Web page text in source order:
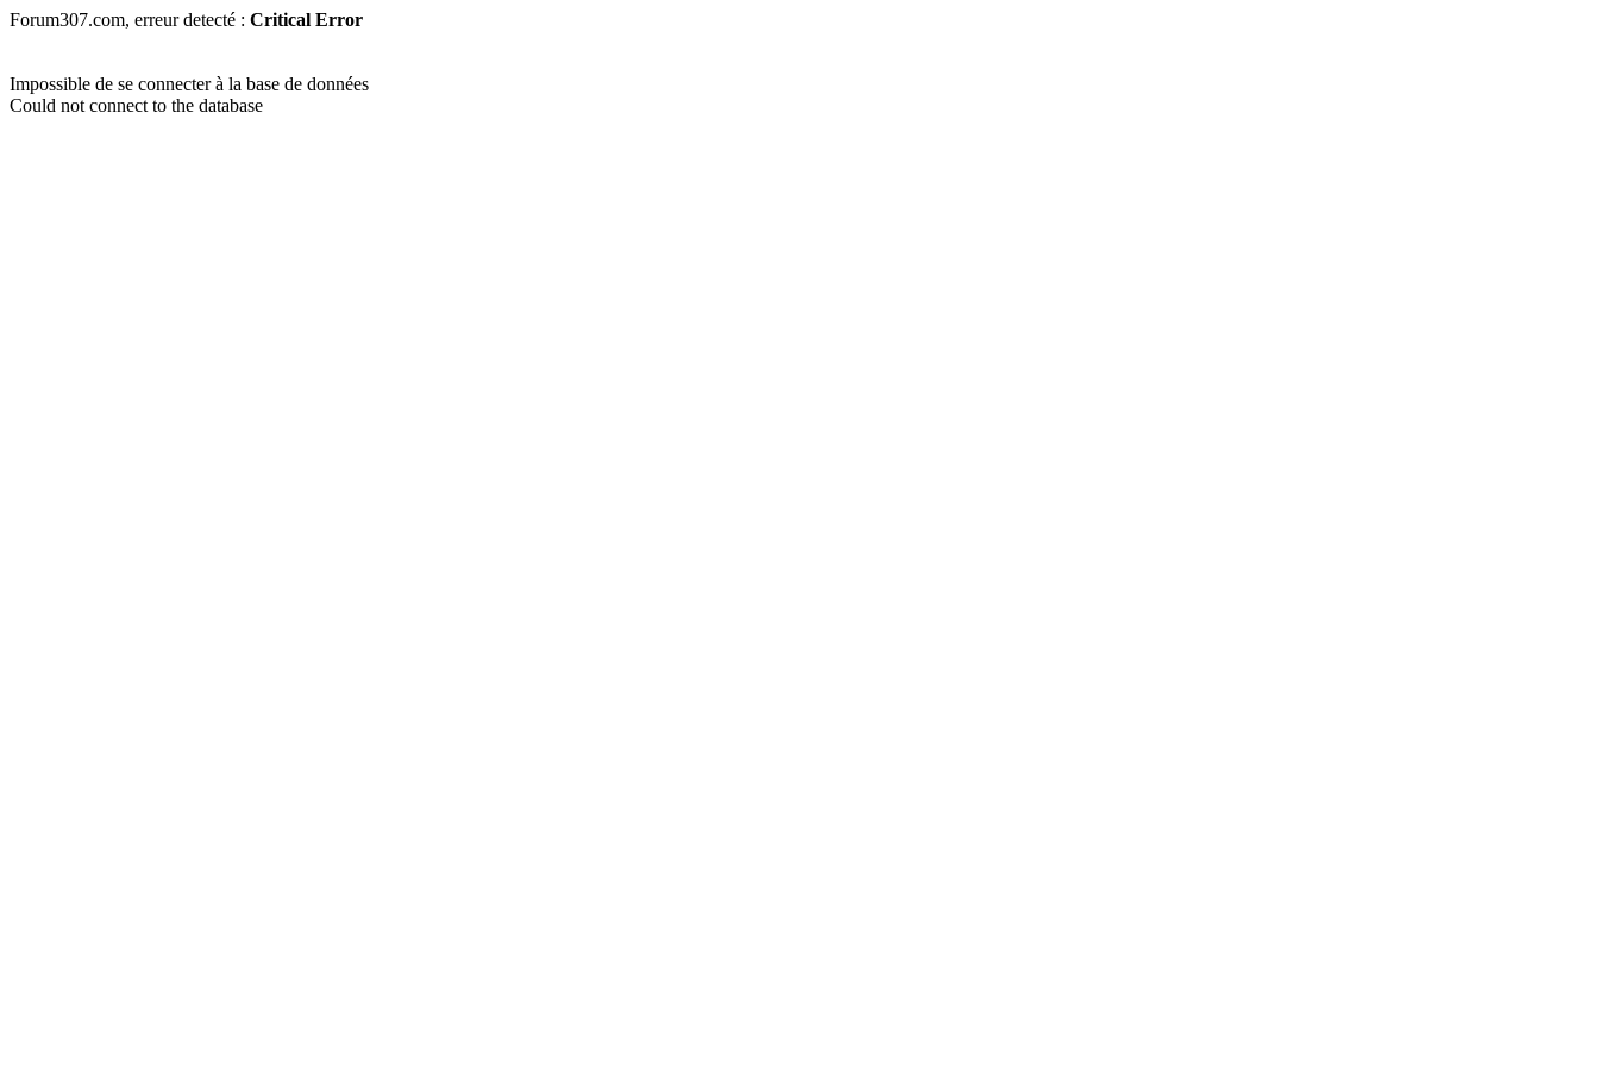
Forum307.com, erreur detecté : Critical Error
Impossible de se connecter à la base de données
Could not connect to the database